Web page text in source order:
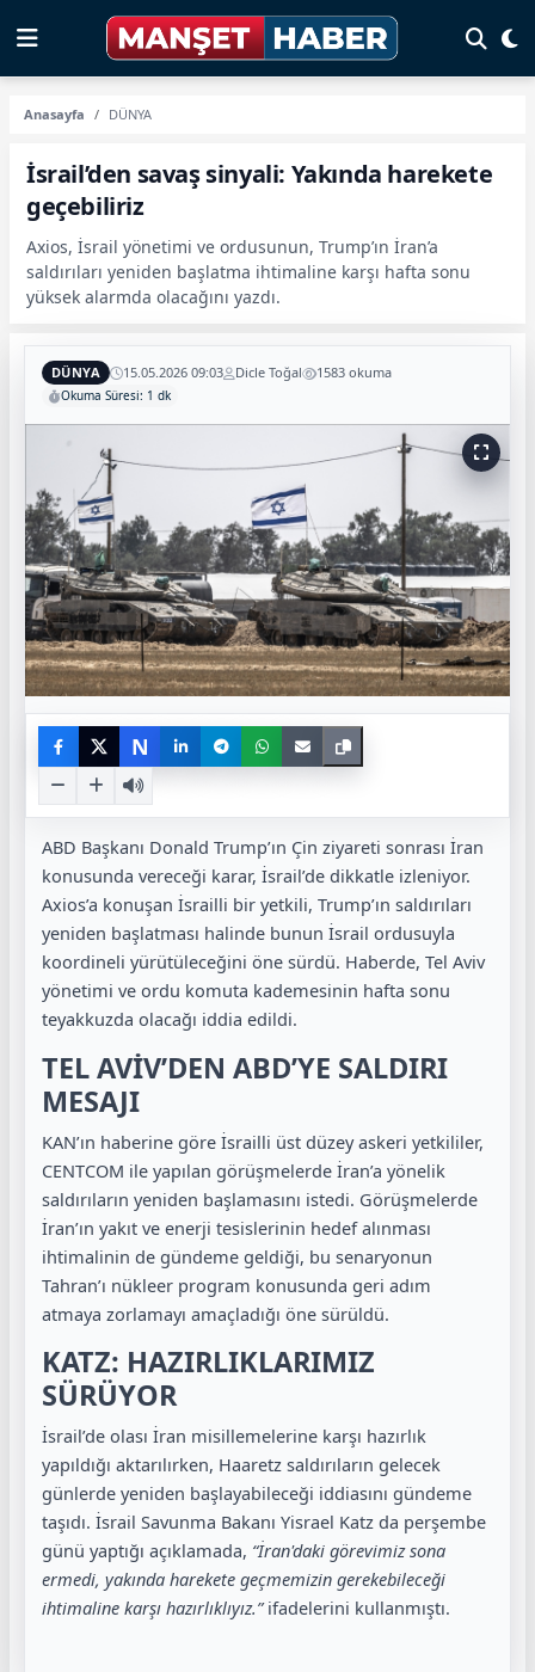
Anasayfa DÜNYA
İsrail’den savaş sinyali: Yakında harekete
geçebiliriz
Axios, İsrail yönetimi ve ordusunun, Trump’ın İran’a
saldırıları yeniden başlatma ihtimaline karşı hafta sonu
yüksek alarmda olacağını yazdı.
DÜNYA 15.05.2026 09:03 Dicle Toğal 1583 okuma
Okuma Süresi: 1 dk
N
ABD Başkanı Donald Trump’ın Çin ziyareti sonrası İran
konusunda vereceği karar, İsrail’de dikkatle izleniyor.
Axios’a konuşan İsrailli bir yetkili, Trump’ın saldırıları
yeniden başlatması halinde bunun İsrail ordusuyla
koordineli yürütüleceğini öne sürdü. Haberde, Tel Aviv
yönetimi ve ordu komuta kademesinin hafta sonu
teyakkuzda olacağı iddia edildi.
TEL AVİV’DEN ABD’YE SALDIRI
MESAJI
KAN’ın haberine göre İsrailli üst düzey askeri yetkililer,
CENTCOM ile yapılan görüşmelerde İran’a yönelik
saldırıların yeniden başlamasını istedi. Görüşmelerde
İran’ın yakıt ve enerji tesislerinin hedef alınması
ihtimalinin de gündeme geldiği, bu senaryonun
Tahran’ı nükleer program konusunda geri adım
atmaya zorlamayı amaçladığı öne sürüldü.
KATZ: HAZIRLIKLARIMIZ
SÜRÜYOR
İsrail’de olası İran misillemelerine karşı hazırlık
yapıldığı aktarılırken, Haaretz saldırıların gelecek
günlerde yeniden başlayabileceği iddiasını gündeme
taşıdı. İsrail Savunma Bakanı Yisrael Katz da perşembe
günü yaptığı açıklamada, “İran'daki görevimiz sona
ermedi, yakında harekete geçmemizin gerekebileceği
ihtimaline karşı hazırlıklıyız.”ifadelerini kullanmıştı.